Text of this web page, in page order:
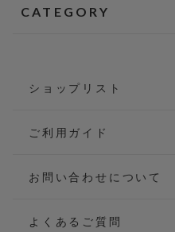
CATEGORY
ショップリスト
ご利用ガイド
お問い合わせについて
よくあるご質問